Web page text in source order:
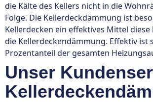
die Kälte des Kellers nicht in die
Folge. Die Kellerdeckdämmung ist
Kellerdecken ein effektives Mittel
die Kellerdeckendämmung. Effektiv ist
Prozentanteil der gesamten
Unser